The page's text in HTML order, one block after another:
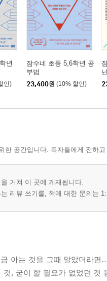
수학, 이렇게 하면 된다! | 수학
심이다 | 사회를 잘하려면? |
이다 | 과학을 잘하려면? | 과
서 (유아~중등)
년
인)
잠수네 초등 5,6학년 공
부법
23,400원 (10% 할인)
한 공간입니다. 독자들에게 전하
거쳐 이 곳에 게재됩니다.
리뷰 쓰기를, 책에 대한 문의는
금 아는 것을 그때 알았더라
것, 굳이 할 필요가 없었던 것